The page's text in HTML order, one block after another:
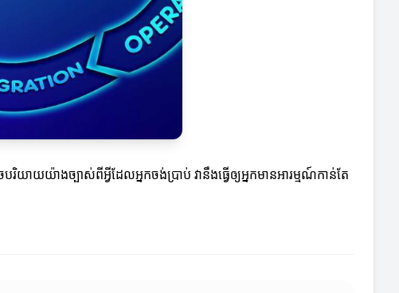
យយ៉ាងច្បាស់ពីអ្វីដែលអ្នកចង់ប្រាប់ វានឹងធ្វើឲ្យអ្នកមានអារម្មណ៍កាន់តែ